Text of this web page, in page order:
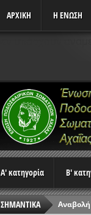
ΑΡΧΙΚΗ Η ΕΝΩΣΗ
Α' κατηγορία Β'
ΣΗΜΑΝΤΙΚΑ